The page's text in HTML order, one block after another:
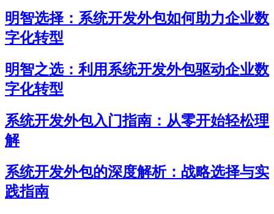
明智选择：系统开发外包如何助力企业数
字化转型
明智之选：利用系统开发外包驱动企业数
字化转型
系统开发外包入门指南：从零开始轻松理
解
系统开发外包的深度解析：战略选择与实
践指南